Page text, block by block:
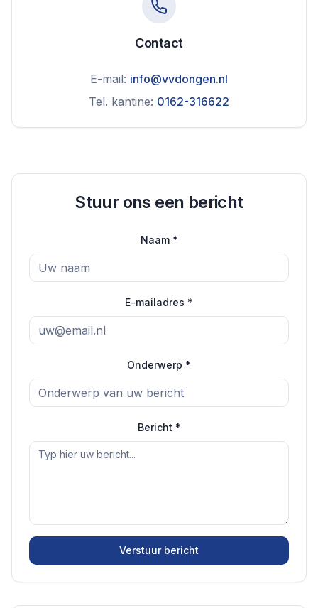
Contact
E-mail: info@vvdongen.nl
Tel. kantine: 0162-316622
Stuur ons een bericht
Naam *
E-mailadres *
Onderwerp *
Bericht *
Verstuur bericht